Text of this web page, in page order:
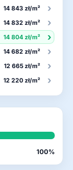
14 843 zł/m² ›
14 832 zł/m² ›
14 804 zł/m² ›
14 682 zł/m² ›
12 665 zł/m² ›
12 220 zł/m² ›
100%